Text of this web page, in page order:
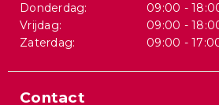
Donderdag:
09:00 -
Vrijdag:
09:00 -
Zaterdag:
09:00 -
Contact